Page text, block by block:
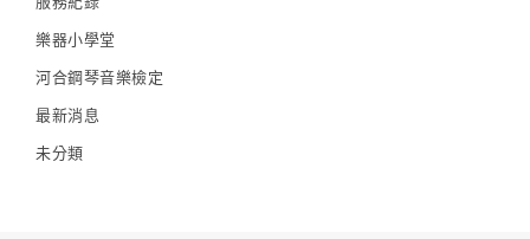
樂器小學堂
河合鋼琴音樂檢定
最新消息
未分類